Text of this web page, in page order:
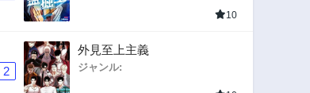
10
2
外見至上主義
ジャンル: